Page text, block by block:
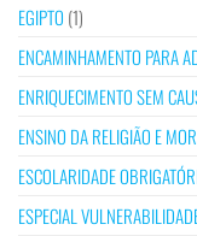
EGIPTO (1)
ENCAMINHAMENTO PARA
ENRIQUECIMENTO SEM
ENSINO DA RELIGIÃO E
ESCOLARIDADE
ESPECIAL